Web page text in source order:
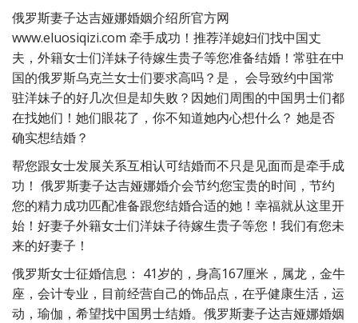
俄罗斯妻子达吉娅娜婚姻介绍所官方网
www.eluosiqizi.com 牵手成功！推荐洋媳妇们找中国丈
夫，外籍女士们洋妹子待嫁生贵子等您准备结婚！常驻在中
国的俄罗斯乌克兰女士们要求高吗？是， 会导致约中国常
驻洋妹子的好几次但是却失败？因她们周围的中国男士们都
在找她们！她们眼花了，你不知道她内心想什么？ 她是否
确实想结婚？
帮您跟女士发展关系互相认可结婚而不只是见面而是牵手成
功！ 俄罗斯妻子达吉娅娜婚介会节约您宝贵的时间，节约
您的精力成功匹配准备跟您结婚合适的她！幸福就从这里开
始！好妻子外籍女士们洋妹子待嫁生贵子等您！我们有您未
来的好妻子！
俄罗斯女士征婚信息： 41岁的，身高167厘米，属龙，金牛
座，会计专业，目前经营自己的饰品点，在乎健康生活，运
动，瑜伽，希望找中国男士结婚。俄罗斯妻子达吉娅娜婚姻